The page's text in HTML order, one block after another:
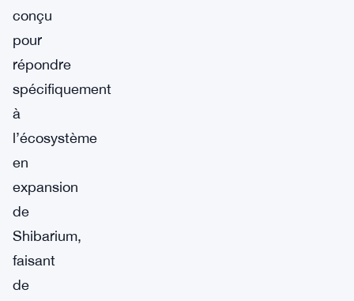
conçu
pour
répondre
spécifiquement
à
l’écosystème
en
expansion
de
Shibarium,
faisant
de